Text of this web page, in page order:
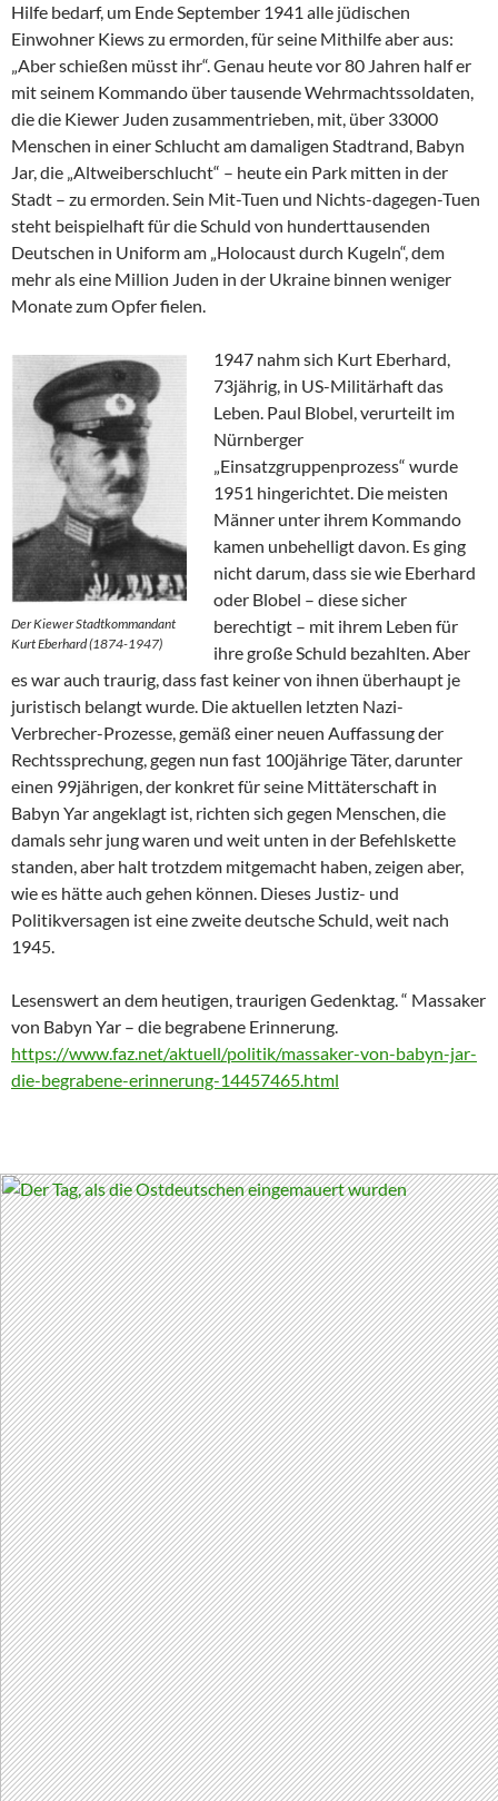
Hilfe bedarf, um Ende September 1941 alle jüdischen
Einwohner Kiews zu ermorden, für seine Mithilfe aber aus:
„Aber schießen müsst ihr“. Genau heute vor 80 Jahren half er
mit seinem Kommando über tausende Wehrmachtssoldaten,
die die Kiewer Juden zusammentrieben, mit, über 33000
Menschen in einer Schlucht am damaligen Stadtrand, Babyn
Jar, die „Altweiberschlucht“ – heute ein Park mitten in der
Stadt – zu ermorden. Sein Mit-Tuen und Nichts-dagegen-Tuen
steht beispielhaft für die Schuld von hunderttausenden
Deutschen in Uniform am „Holocaust durch Kugeln“, dem
mehr als eine Million Juden in der Ukraine binnen weniger
Monate zum Opfer fielen.
Der Kiewer Stadtkommandant
Kurt Eberhard (1874-1947)
1947 nahm sich Kurt Eberhard,
73jährig, in US-Militärhaft das
Leben. Paul Blobel, verurteilt im
Nürnberger
„Einsatzgruppenprozess“ wurde
1951 hingerichtet. Die meisten
Männer unter ihrem Kommando
kamen unbehelligt davon. Es ging
nicht darum, dass sie wie Eberhard
oder Blobel – diese sicher
berechtigt – mit ihrem Leben für
ihre große Schuld bezahlten. Aber
es war auch traurig, dass fast keiner von ihnen überhaupt je
juristisch belangt wurde. Die aktuellen letzten Nazi-
Verbrecher-Prozesse, gemäß einer neuen Auffassung der
Rechtssprechung, gegen nun fast 100jährige Täter, darunter
einen 99jährigen, der konkret für seine Mittäterschaft in
Babyn Yar angeklagt ist, richten sich gegen Menschen, die
damals sehr jung waren und weit unten in der Befehlskette
standen, aber halt trotzdem mitgemacht haben, zeigen aber,
wie es hätte auch gehen können. Dieses Justiz- und
Politikversagen ist eine zweite deutsche Schuld, weit nach
1945.
Lesenswert an dem heutigen, traurigen Gedenktag. “ Massaker
von Babyn Yar – die begrabene Erinnerung.
https://www.faz.net/aktuell/politik/massaker-von-babyn-jar-
die-begrabene-erinnerung-14457465.html